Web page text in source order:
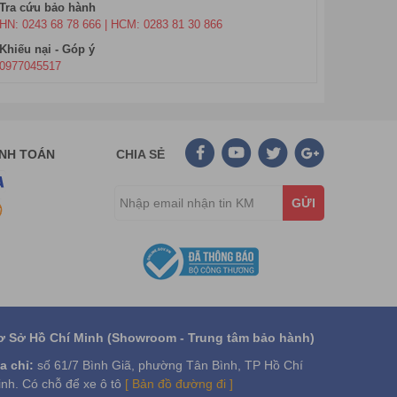
trong ngày. Thuộc dòng máy tập thể dục cơ, nên
lắp đặt cố định ngoài trời. Để sử dụng
máy đi bộ
thể bị ngã
Tra cứu bảo hành
HN: 0243 68 78 666 | HCM: 0283 81 30 866
Khiếu nại - Góp ý
0977045517
TOÁN CHIA SẺ
GỬI
Sở Hồ Chí Minh (Showroom - Trung tâm bảo hành)
chỉ: số 61/7 Bình Giã, phường Tân Bình, TP Hồ Chí
Có chỗ để xe ô tô [ Bản đồ đường đi ]